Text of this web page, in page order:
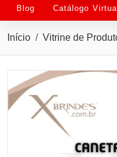
Blog Catálogo
Início Vitrine de